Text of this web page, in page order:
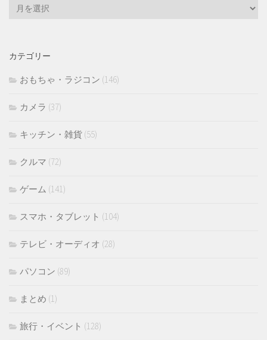
ブ
カテゴリー
おもちゃ・ラジコン (146)
カメラ (37)
キッチン・雑貨 (55)
クルマ (72)
ゲーム (141)
スマホ・タブレット (104)
テレビ・オーディオ (28)
パソコン (89)
まとめ (1)
旅行・イベント (128)